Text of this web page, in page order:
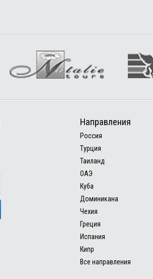
Направления
Россия
Турция
Таиланд
ОАЭ
Куба
Доминикана
Чехия
Греция
Испания
Кипр
Все направления